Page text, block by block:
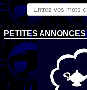
PETITES ANNONCES